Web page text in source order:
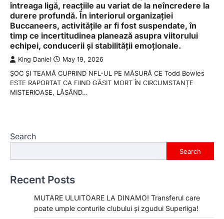
întreaga ligă, reacțiile au variat de la neîncredere la
durere profundă. În interiorul organizației
Buccaneers, activitățile ar fi fost suspendate, în
timp ce incertitudinea planează asupra viitorului
echipei, conducerii și stabilității emoționale.
King Daniel May 19, 2026
ȘOC ȘI TEAMĂ CUPRIND NFL-UL PE MĂSURĂ CE Todd Bowles
ESTE RAPORTAT CA FIIND GĂSIT MORT ÎN CIRCUMSTANȚE
MISTERIOASE, LĂSÂND…
Search
Search
Recent Posts
MUTARE ULUITOARE LA DINAMO! Transferul care
poate umple conturile clubului și zgudui Superliga!